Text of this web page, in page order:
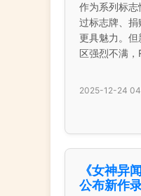
作为系列标
过标志牌、
更具魅力。
区强烈不满
2025-12-24
《女神异
公布新作